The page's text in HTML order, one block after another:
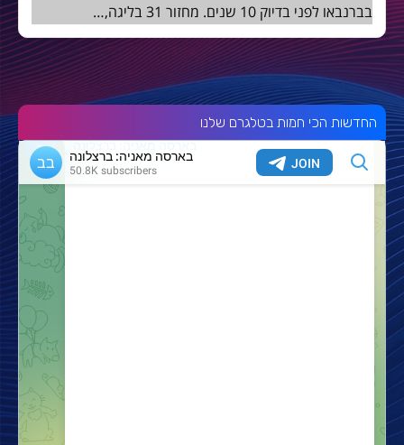
בברנבאו לפני בדיוק 10 שנים. מחזור 31 בליגה,…
החדשות הכי חמות בטלגרם שלנו